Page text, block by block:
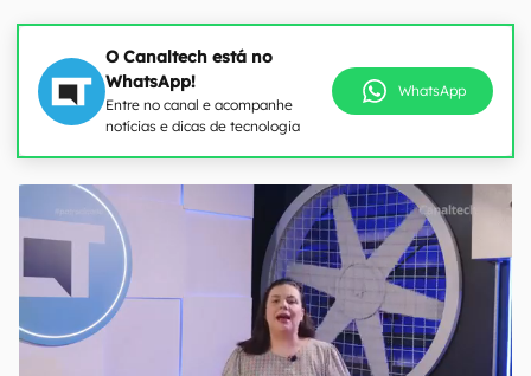
O Canaltech está no
WhatsApp!
Entre no canal e acompanhe
notícias e dicas de tecnologia
WhatsApp